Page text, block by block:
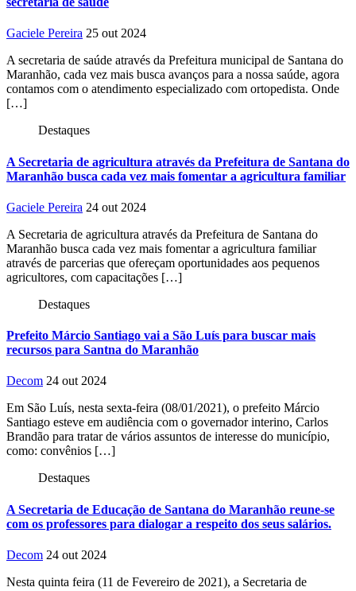
Gaciele Pereira 25 out 2024
A secretaria de saúde através da Prefeitura municipal de Santana do
Maranhão, cada vez mais busca avanços para a nossa saúde, agora
contamos com o atendimento especializado com ortopedista. Onde
[…]
Destaques
A Secretaria de agricultura através da Prefeitura de Santana do
Maranhão busca cada vez mais fomentar a agricultura familiar
Gaciele Pereira 24 out 2024
A Secretaria de agricultura através da Prefeitura de Santana do
Maranhão busca cada vez mais fomentar a agricultura familiar
através de parcerias que ofereçam oportunidades aos pequenos
agricultores, com capacitações […]
Destaques
Prefeito Márcio Santiago vai a São Luís para buscar mais
recursos para Santna do Maranhão
Decom 24 out 2024
Em São Luís, nesta sexta-feira (08/01/2021), o prefeito Márcio
Santiago esteve em audiência com o governador interino, Carlos
Brandão para tratar de vários assuntos de interesse do município,
como: convênios […]
Destaques
A Secretaria de Educação de Santana do Maranhão reune-se
com os professores para dialogar a respeito dos seus salários.
Decom 24 out 2024
Nesta quinta feira (11 de Fevereiro de 2021), a Secretaria de